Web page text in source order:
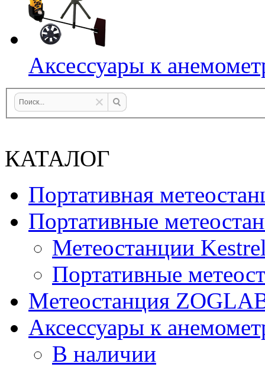
Аксессуары к
КАТАЛОГ
Портативная
Портативные
Метеостанции
Портативные
Mетеостанция
Аксессуары к
В наличии